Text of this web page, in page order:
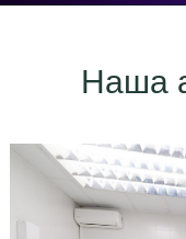
Наша